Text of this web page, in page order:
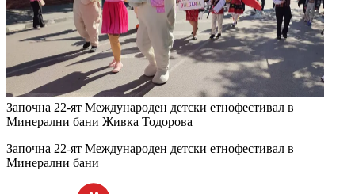
Започна 22-ят Международен детски етнофестивал в
Минерални бани Живка Тодорова
Започна 22-ят Международен детски етнофестивал в
Минерални бани